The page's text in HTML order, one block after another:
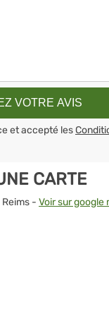
et accepté les
CARTE
- Voir sur google